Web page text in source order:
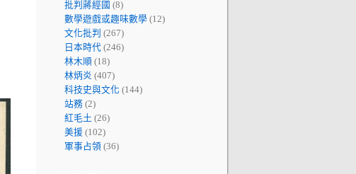
批判蔣經國 (8)
數學遊戲或趣味數學 (12)
文化批判 (267)
日本時代 (246)
林木順 (18)
林炳炎 (407)
科技史與文化 (144)
站務 (2)
紅毛土 (26)
美援 (102)
軍事占領 (36)